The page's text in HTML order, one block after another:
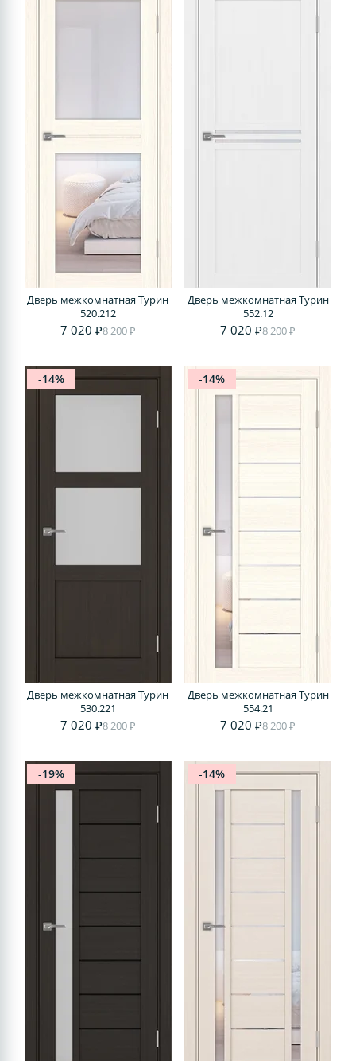
Дверь межкомнатная Турин
520.212
7 020 ₽8 200 ₽
Дверь межкомнатная Турин
552.12
7 020 ₽8 200 ₽
-14%
Дверь межкомнатная Турин
530.221
7 020 ₽8 200 ₽
-14%
Дверь межкомнатная Турин
554.21
7 020 ₽8 200 ₽
-19% -14%